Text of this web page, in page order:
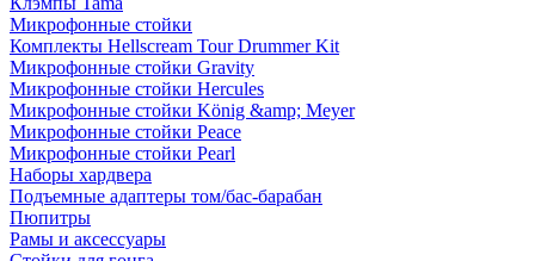
Микрофонные стойки
Комплекты Hellscream Tour Drummer Kit
Микрофонные стойки Gravity
Микрофонные стойки Hercules
Микрофонные стойки König &amp; Meyer
Микрофонные стойки Peace
Микрофонные стойки Pearl
Наборы хардвера
Подъемные адаптеры том/бас-барабан
Пюпитры
Рамы и аксессуары